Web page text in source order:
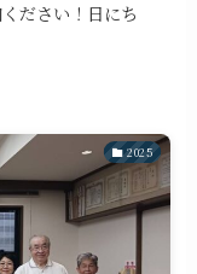
ださい！日にち
2025